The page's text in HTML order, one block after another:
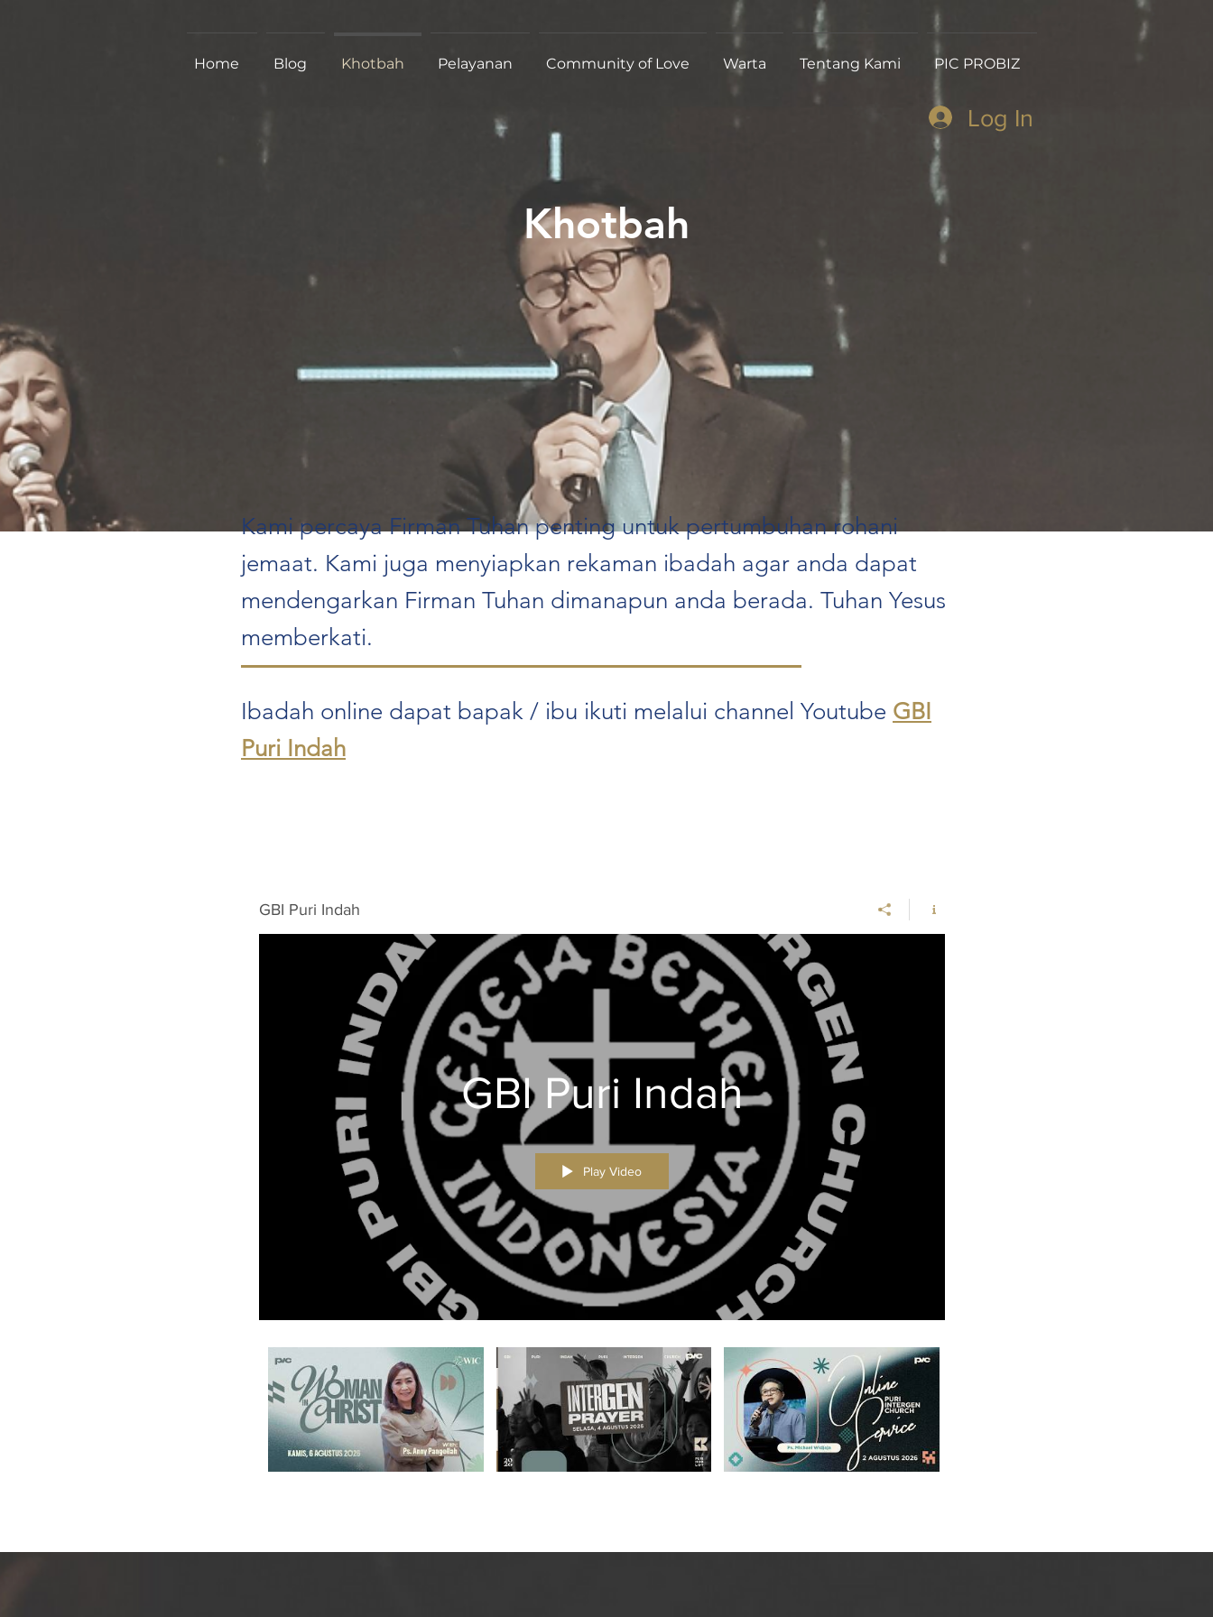
Home Blog Khotbah Pelayanan Community of Love Warta Tentang Kami PIC PROBIZ
Log In
Khotbah
Kami percaya Firman Tuhan penting untuk pertumbuhan rohani
jemaat. Kami juga menyiapkan rekaman ibadah agar anda dapat
mendengarkan Firman Tuhan dimanapun anda berada. Tuhan Yesus
memberkati.
Ibadah online dapat bapak / ibu ikuti melalui channel Youtube GBI
Puri Indah
GBI Puri Indah
GBI Puri Indah
Play Video